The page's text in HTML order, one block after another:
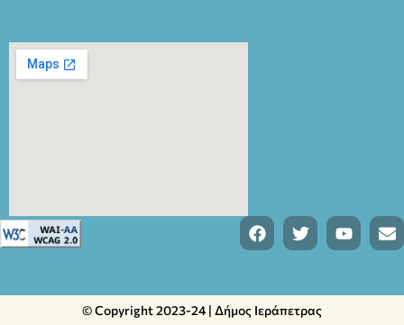
© Copyright 2023-24 | Δήμος Ιεράπετρας